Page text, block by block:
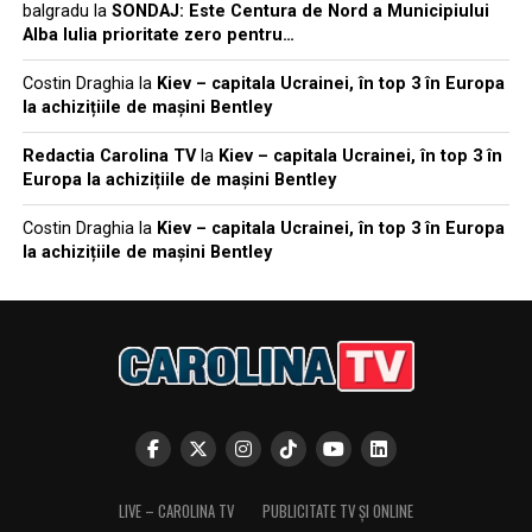
balgradu la SONDAJ: Este Centura de Nord a Municipiului
Alba Iulia prioritate zero pentru…
Costin Draghiala Kiev – capitala Ucrainei, în top 3 în Europa
la achizițiile de mașini Bentley
Redactia Carolina TVla Kiev – capitala Ucrainei, în top 3 în
Europa la achizițiile de mașini Bentley
Costin Draghiala Kiev – capitala Ucrainei, în top 3 în Europa
la achizițiile de mașini Bentley
LIVE – CAROLINA TV
PUBLICITATE TV ȘI ONLINE